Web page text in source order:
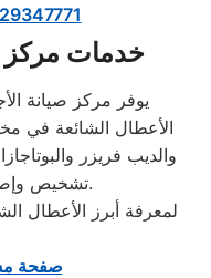
خدمات مركز
يوفر مركز صيانة
الأعطال الشائعة في
والديب فريزر
تشخيص وإصلاح الأعطال بدقة وسرعة.
لمعرفة أبرز الأعطال
صفحة